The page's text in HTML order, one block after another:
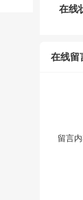
在线
在线留
留言